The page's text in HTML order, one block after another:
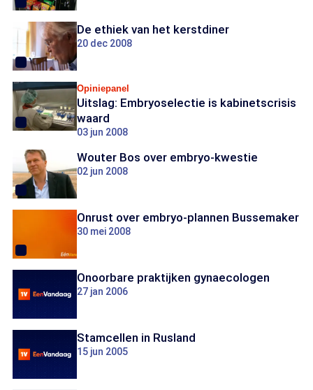
De ethiek van het kerstdiner
20 dec 2008
Opiniepanel
Uitslag: Embryoselectie is kabinetscrisis
waard
03 jun 2008
Wouter Bos over embryo-kwestie
02 jun 2008
Onrust over embryo-plannen Bussemaker
30 mei 2008
Onoorbare praktijken gynaecologen
27 jan 2006
Stamcellen in Rusland
15 jun 2005